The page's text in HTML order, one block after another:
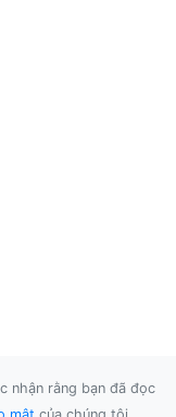
nhận rằng bạn đã đọc